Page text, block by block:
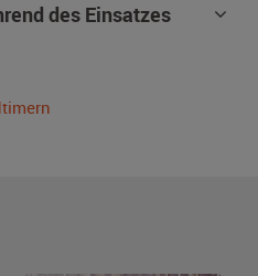
des Einsatzes